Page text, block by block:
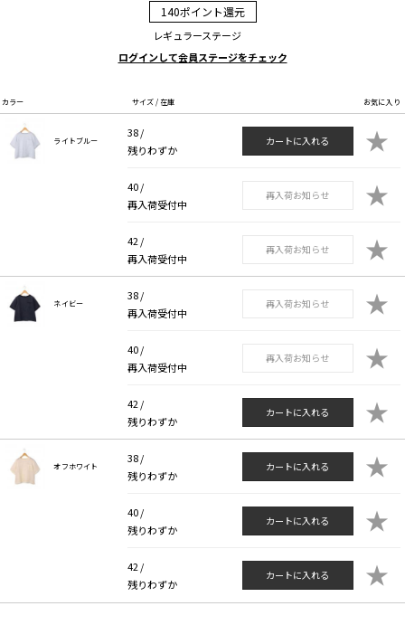
140ポイント還元
レギュラーステージ
ログインして会員ステージをチェック
カラー サイズ / 在庫 お気に入り
ライトブルー
38 /
残りわずか
カートに入れる ★
40 /
再入荷受付中
再入荷お知らせ ★
42 /
再入荷受付中
再入荷お知らせ ★
ネイビー
38 /
再入荷受付中
再入荷お知らせ ★
40 /
再入荷受付中
再入荷お知らせ ★
42 /
残りわずか
カートに入れる ★
オフホワイト
38 /
残りわずか
カートに入れる ★
40 /
残りわずか
カートに入れる ★
42 /
残りわずか
カートに入れる ★